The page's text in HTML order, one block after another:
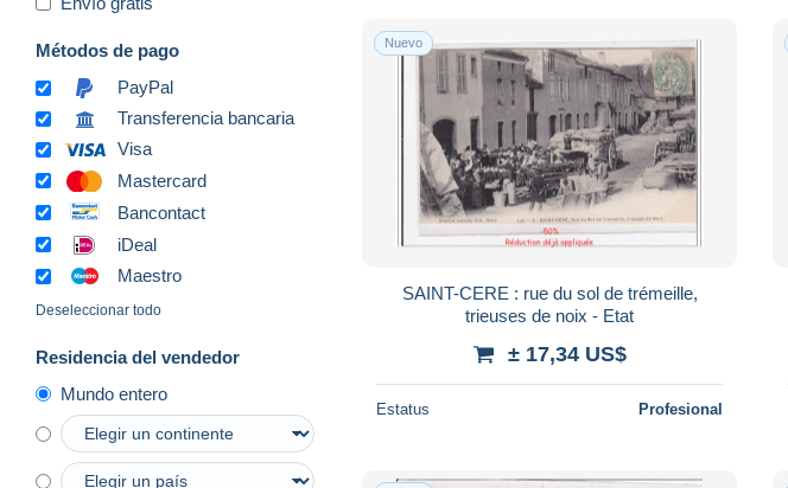
Métodos de pago
PayPal
Transferencia bancaria
Visa
Mastercard
Bancontact
iDeal
Maestro
Deseleccionar todo
Residencia del vendedor
Mundo entero
Nuevo
SAINT-CERE : rue du sol de trémeille,
trieuses de noix - Etat
± 17,34 US$
Estatus Profesional